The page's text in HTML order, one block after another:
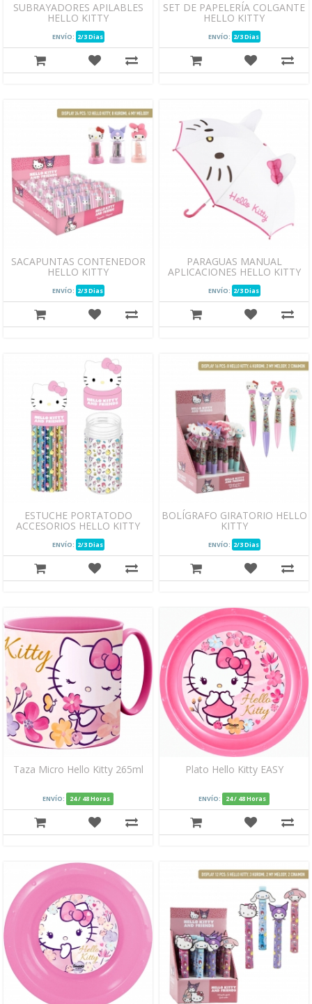
SUBRAYADORES APILABLES
HELLO KITTY
ENVÍO: 2/3 Dias
SET DE PAPELERÍA COLGANTE
HELLO KITTY
ENVÍO: 2/3 Dias
SACAPUNTAS CONTENEDOR
HELLO KITTY
ENVÍO: 2/3 Dias
PARAGUAS MANUAL
APLICACIONES HELLO KITTY
ENVÍO: 2/3 Dias
ESTUCHE PORTATODO
ACCESORIOS HELLO KITTY
ENVÍO: 2/3 Dias
BOLÍGRAFO GIRATORIO HELLO
KITTY
ENVÍO: 2/3 Dias
Taza Micro Hello Kitty 265ml
ENVÍO: 24 / 48 Horas
Plato Hello Kitty EASY
ENVÍO: 24 / 48 Horas